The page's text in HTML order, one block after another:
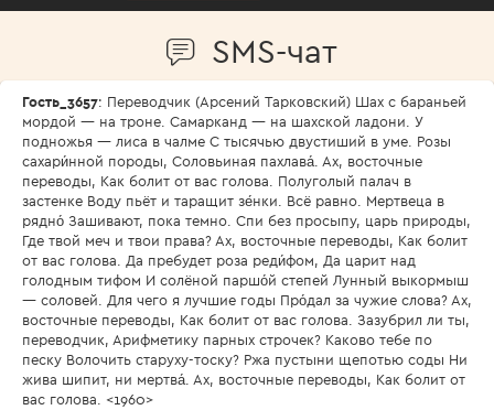
SMS-чат
Гость_3657: Переводчик (Арсений Тарковский) Шах с бараньей
мордой — на троне. Самарканд — на шахской ладони. У
подножья — лиса в чалме С тысячью двустиший в уме. Розы
сахари́нной породы, Соловьиная пахлава́. Ах, восточные
переводы, Как болит от вас голова. Полуголый палач в
застенке Воду пьёт и таращит зе́нки. Всё равно. Мертвеца в
рядно́ Зашивают, пока темно. Спи без просыпу, царь природы,
Где твой меч и твои права? Ах, восточные переводы, Как болит
от вас голова. Да пребудет роза реди́фом, Да царит над
голодным тифом И солёной паршо́й степей Лунный выкормыш
— соловей. Для чего я лучшие годы Про́дал за чужие слова? Ах,
восточные переводы, Как болит от вас голова. Зазубрил ли ты,
переводчик, Арифметику парных строчек? Каково тебе по
песку Волочить старуху-тоску? Ржа пустыни щепотью соды Ни
жива шипит, ни мертва́. Ах, восточные переводы, Как болит от
вас голова. <1960>